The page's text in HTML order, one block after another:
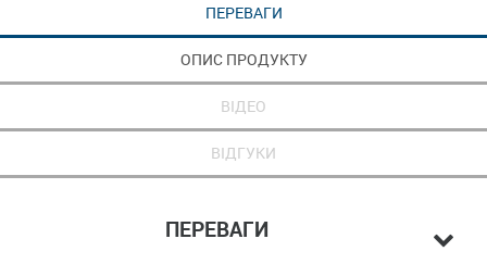
ПЕРЕВАГИ
ОПИС ПРОДУКТУ
ВІДЕО
ВІДГУКИ
ПЕРЕВАГИ